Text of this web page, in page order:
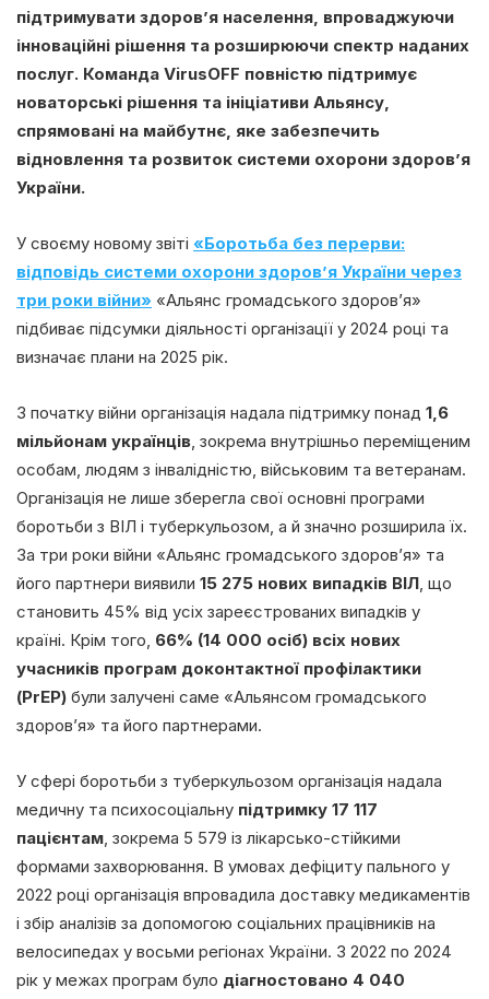
підтримувати здоров’я населення, впроваджуючи
інноваційні рішення та розширюючи спектр наданих
послуг. Команда VirusOFF повністю підтримує
новаторські рішення та ініціативи Альянсу,
спрямовані на майбутнє, яке забезпечить
відновлення та розвиток системи охорони здоров’я
України.
У своєму новому звіті «Боротьба без перерви:
відповідь системи охорони здоров’я України через
три роки війни» «Альянс громадського здоров’я»
підбиває підсумки діяльності організації у 2024 році та
визначає плани на 2025 рік.
З початку війни організація надала підтримку понад 1,6
мільйонам українців , зокрема внутрішньо переміщеним
особам, людям з інвалідністю, військовим та ветеранам.
Організація не лише зберегла свої основні програми
боротьби з ВІЛ і туберкульозом, а й значно розширила їх.
За три роки війни «Альянс громадського здоров’я» та
його партнери виявили 15 275 нових випадків ВІЛ , що
становить 45% від усіх зареєстрованих випадків у
країні. Крім того, 66% (14 000 осіб) всіх нових
учасників програм доконтактної профілактики
(PrEP) були залучені саме «Альянсом громадського
здоров’я» та його партнерами.
У сфері боротьби з туберкульозом організація надала
медичну та психосоціальну підтримку 17 117
пацієнтам , зокрема 5 579 із лікарсько-стійкими
формами захворювання. В умовах дефіциту пального у
2022 році організація впровадила доставку медикаментів
і збір аналізів за допомогою соціальних працівників на
велосипедах у восьми регіонах України. З 2022 по 2024
рік у межах програм було діагностовано 4 040